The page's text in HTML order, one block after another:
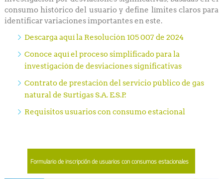
consumo histórico del usuario y define límites claros para
identificar variaciones importantes en este.
Descarga aquí la Resolución 105 007 de 2024
Conoce aquí el proceso simplificado para la
investigación de desviaciones significativas
Contrato de prestación del servicio público de gas
natural de Surtigas S.A. E.S.P.
Requisitos usuarios con consumo estacional